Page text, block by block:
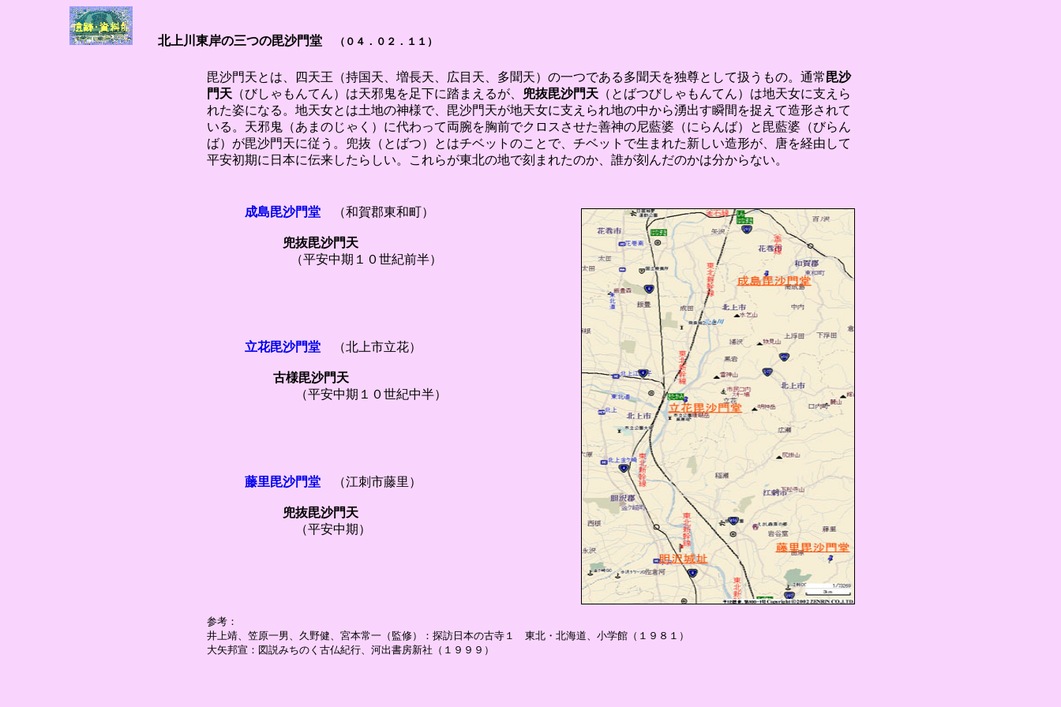
北上川東岸の三つの毘沙門堂 （０４．０２．１１）
毘沙門天とは、四天王（持国天、増長天、広目天、多聞天）の一つである多聞天を独尊として扱うもの。通常毘沙
門天（びしゃもんてん）は天邪鬼を足下に踏まえるが、 兜抜毘沙門天（とばつびしゃもんてん）は地天女に支えら
れた姿になる。地天女とは土地の神様で、毘沙門天が地天女に支えられ地の中から湧出す瞬間を捉えて造形されて
いる。天邪鬼（あまのじゃく）に代わって両腕を胸前でクロスさせた善神の尼藍婆（にらんば）と毘藍婆（びらん
ば）が毘沙門天に従う。兜抜（とばつ）とはチベットのことで、チベットで生まれた新しい造形が、唐を経由して
平安初期に日本に伝来したらしい。これらが東北の地で刻まれたのか、誰が刻んだのかは分からない。
成島毘沙門堂 （和賀郡東和町）
兜抜毘沙門天
（平安中期１０世紀前半）
立花毘沙門堂 （北上市立花）
古様毘沙門天
（平安中期１０世紀中半）
藤里毘沙門堂 （江刺市藤里）
兜抜毘沙門天
（平安中期）
参考：
井上靖、笠原一男、久野健、宮本常一（監修）：探訪日本の古寺１ 東北・北海道、小学館（１９８１）
大矢邦宣：図説みちのく古仏紀行、河出書房新社（１９９９）